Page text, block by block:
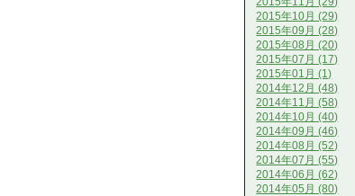
2015年10月 (29)
2015年09月 (28)
2015年08月 (20)
2015年07月 (17)
2015年01月 (1)
2014年12月 (48)
2014年11月 (58)
2014年10月 (40)
2014年09月 (46)
2014年08月 (52)
2014年07月 (55)
2014年06月 (62)
2014年05月 (80)